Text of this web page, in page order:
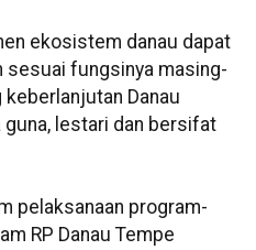
ekosistem danau dapat
sesuai fungsinya masing-
Danau
guna, lestari dan bersifat
pelaksanaan program-
RP Danau Tempe